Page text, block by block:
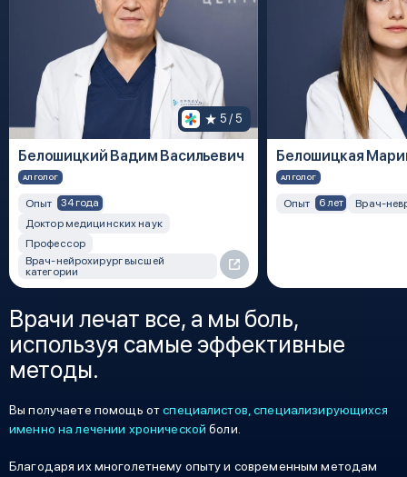
5 / 5
Белошицкий Вадим Васильевич
АЛГОЛОГ
Опыт
34 года
Доктор медицинских наук
Профессор
Врач-нейрохирург высшей
категории
Белошицкая
АЛГОЛОГ
Опыт 6 лет Врач-
Врачи лечат все, а мы боль,
используя самые эффективные
методы.
Вы получаете помощь отспециалистов, специализирующихся
именно на лечении хронической боли.
Благодаря их многолетнему опыту и современным методам